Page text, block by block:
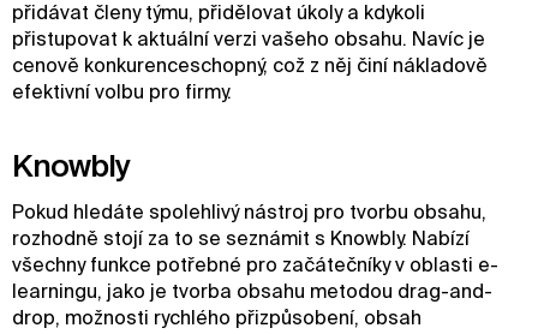
přidávat členy týmu, přidělovat úkoly a kdykoli
přistupovat k aktuální verzi vašeho obsahu. Navíc je
cenově konkurenceschopný, což z něj činí nákladově
efektivní volbu pro firmy.
Knowbly
Pokud hledáte spolehlivý nástroj pro tvorbu obsahu,
rozhodně stojí za to se seznámit s Knowbly. Nabízí
všechny funkce potřebné pro začátečníky v oblasti e-
learningu, jako je tvorba obsahu metodou drag-and-
drop, možnosti rychlého přizpůsobení, obsah